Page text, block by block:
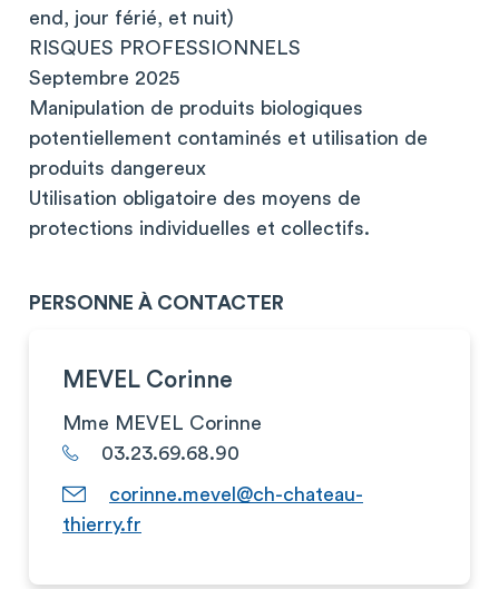
end, jour férié, et nuit)
RISQUES PROFESSIONNELS
Septembre 2025
Manipulation de produits biologiques
potentiellement contaminés et utilisation de
produits dangereux
Utilisation obligatoire des moyens de
protections individuelles et collectifs.
PERSONNE À CONTACTER
MEVEL Corinne
Mme MEVEL Corinne
03.23.69.68.90
corinne.mevel@ch-chateau-
thierry.fr